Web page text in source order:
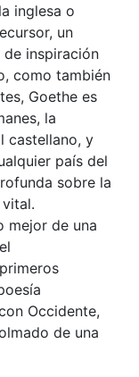
inglesa o
un
inspiración
como también
Goethe es
la
castellano, y
país del
sobre la
mejor de una
Occidente,
de una